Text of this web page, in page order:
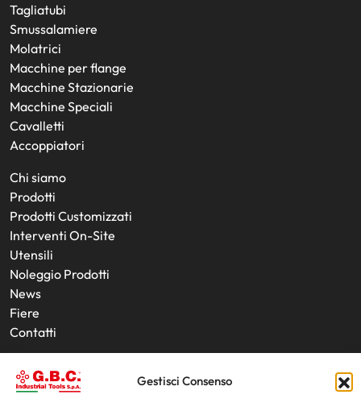
Gestisci Consenso
Tagliatubi
Smussalamiere
Molatrici
Macchine per flange
Macchine Stazionarie
Macchine Speciali
Cavalletti
Accoppiatori
Chi siamo
Prodotti
Prodotti Customizzati
Interventi On-Site
Utensili
Noleggio Prodotti
News
Fiere
Contatti